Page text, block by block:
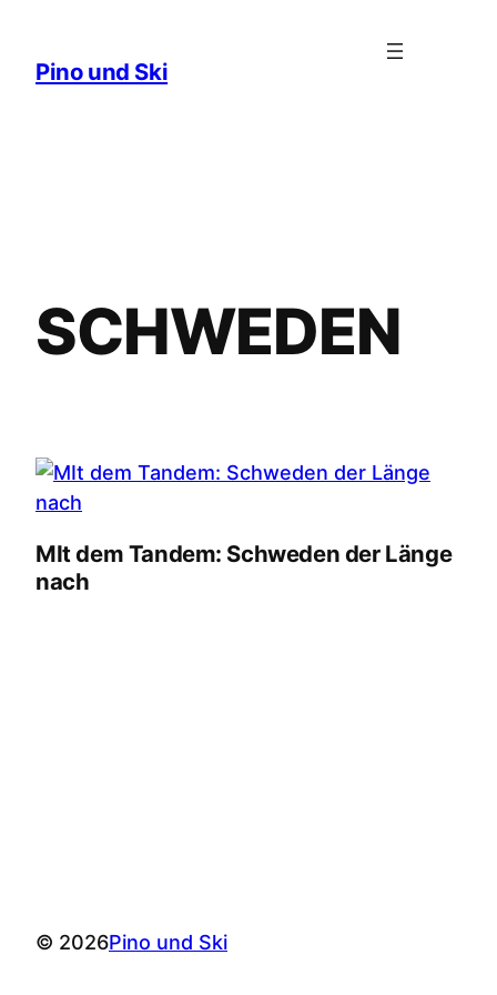
springen
Pino und Ski
SCHWEDEN
MIt dem Tandem: Schweden der Länge
nach
© 2026Pino und Ski